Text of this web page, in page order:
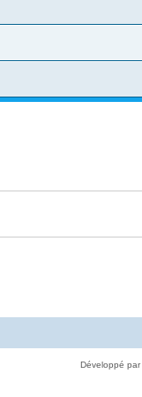
Développé par